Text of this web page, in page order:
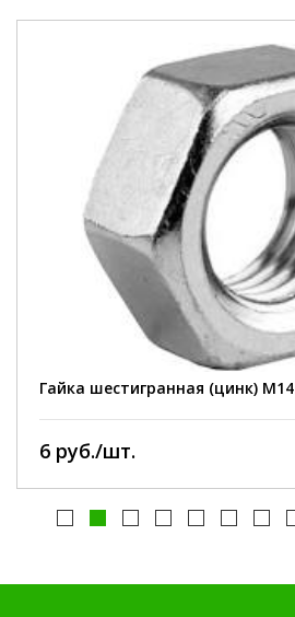
Гайка шестигранная (цинк) М14
материал:
покрытие:
6 руб./шт.